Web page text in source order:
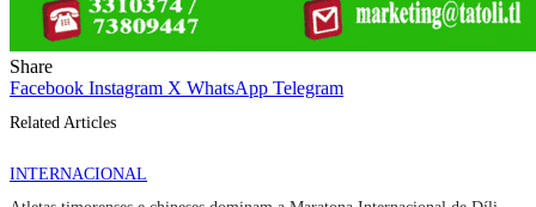
Share
Facebook Instagram X WhatsApp Telegram
Related Articles
INTERNACIONAL